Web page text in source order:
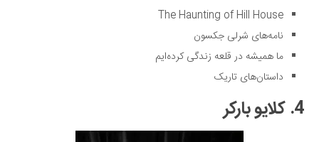
The Haunting of Hill House
نامه‌های شرلی جکسون
ما همیشه در قلعه زندگی کرده‌ایم
داستان‌های تاریک
4. کلایو بارکر